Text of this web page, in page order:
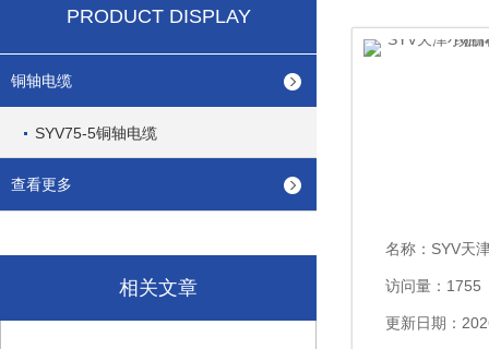
PRODUCT DISPLAY
铜轴电缆
SYV75-5铜轴电缆
查看更多
相关文章
名称： SYV天津小猫牌
访问量：1755
更新日期：